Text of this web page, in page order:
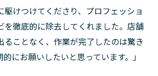
駆けつけてくださり、プロフェッショ
を徹底的に除去してくれました。店舗
ることなく、作業が完了したのは驚き
にお願いしたいと思っています。」